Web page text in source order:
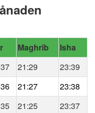
Maghrib
Isha
21:29
23:39
21:27
23:38
21:25
23:37